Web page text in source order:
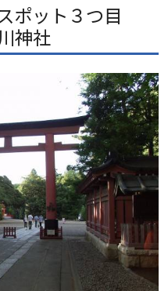
ポット３つ目
神社